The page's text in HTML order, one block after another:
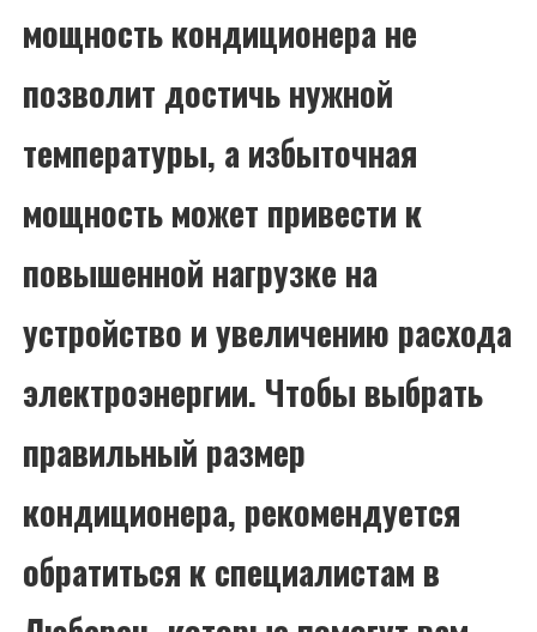
мощность кондиционера не
позволит достичь нужной
температуры, а избыточная
мощность может привести к
повышенной нагрузке на
устройство и увеличению расхода
электроэнергии. Чтобы выбрать
правильный размер
кондиционера, рекомендуется
обратиться к специалистам в